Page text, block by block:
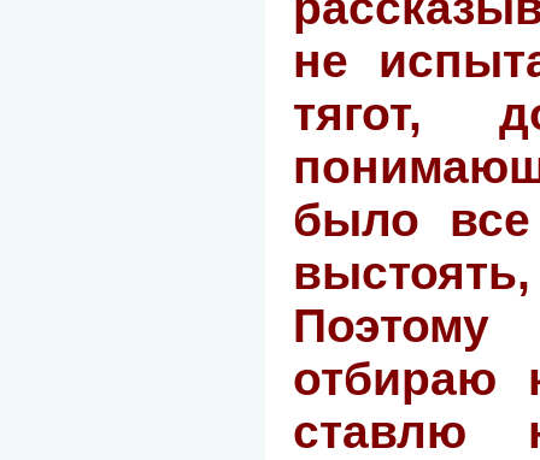
не
тягот,
было все
отбираю
ставлю